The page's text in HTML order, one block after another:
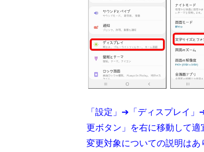
「設定」➔「ディスプレイ
更ボタン」を右に移動して
変更対象についての説明はあ